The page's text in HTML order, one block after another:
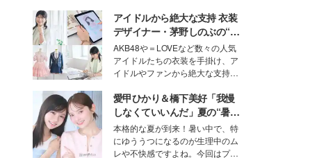
ニオン好き”という共通点を持つモ
デルの宮城舞と島村雄大の特別対
談をお届け！それぞれの視点か
ら、今作ならではの魅力や予想外
の感動をもたらす奥深いストーリ
ーについて熱く語り合ってもらっ
た。
アイドルから絶大な支持 衣装
デザイナー・茅野しのぶの“可
愛い”を作る美学＜「シチズン
クロスシー」インタビュー＞
AKB48や＝LOVEなど数々の人気
アイドルたちの衣装を手掛け、ア
イドルやファンから絶大な支持を
取締役兼クリエイティブディレク
ター・茅野しのぶ。一人ひとりの
個性に寄り添い、魅力を引き出す
衣装作りは、多くの女性たちに勇
気と自信を与え続けている。
愛甲ひかり＆橋下美好「我慢
しなくていいんだ」夏の“暑さ
対策”の新しい選択肢とは？
本格的な夏が到来！暑い中で、特
にゆううつになるのが生理中のム
レや不快感ですよね。今回はプラ